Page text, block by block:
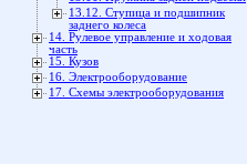
13.12. Ступица и подшипник
заднего колеса
14. Рулевое управление и ходовая
часть
15. Кузов
16. Электрооборудование
17. Схемы электрооборудования